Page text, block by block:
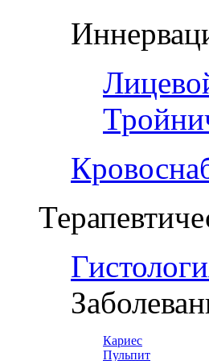
Кариес
Пульпит